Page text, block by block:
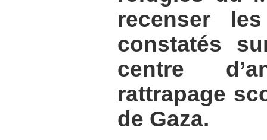
recenser
constatés
centre
rattrapage
de Gaza.